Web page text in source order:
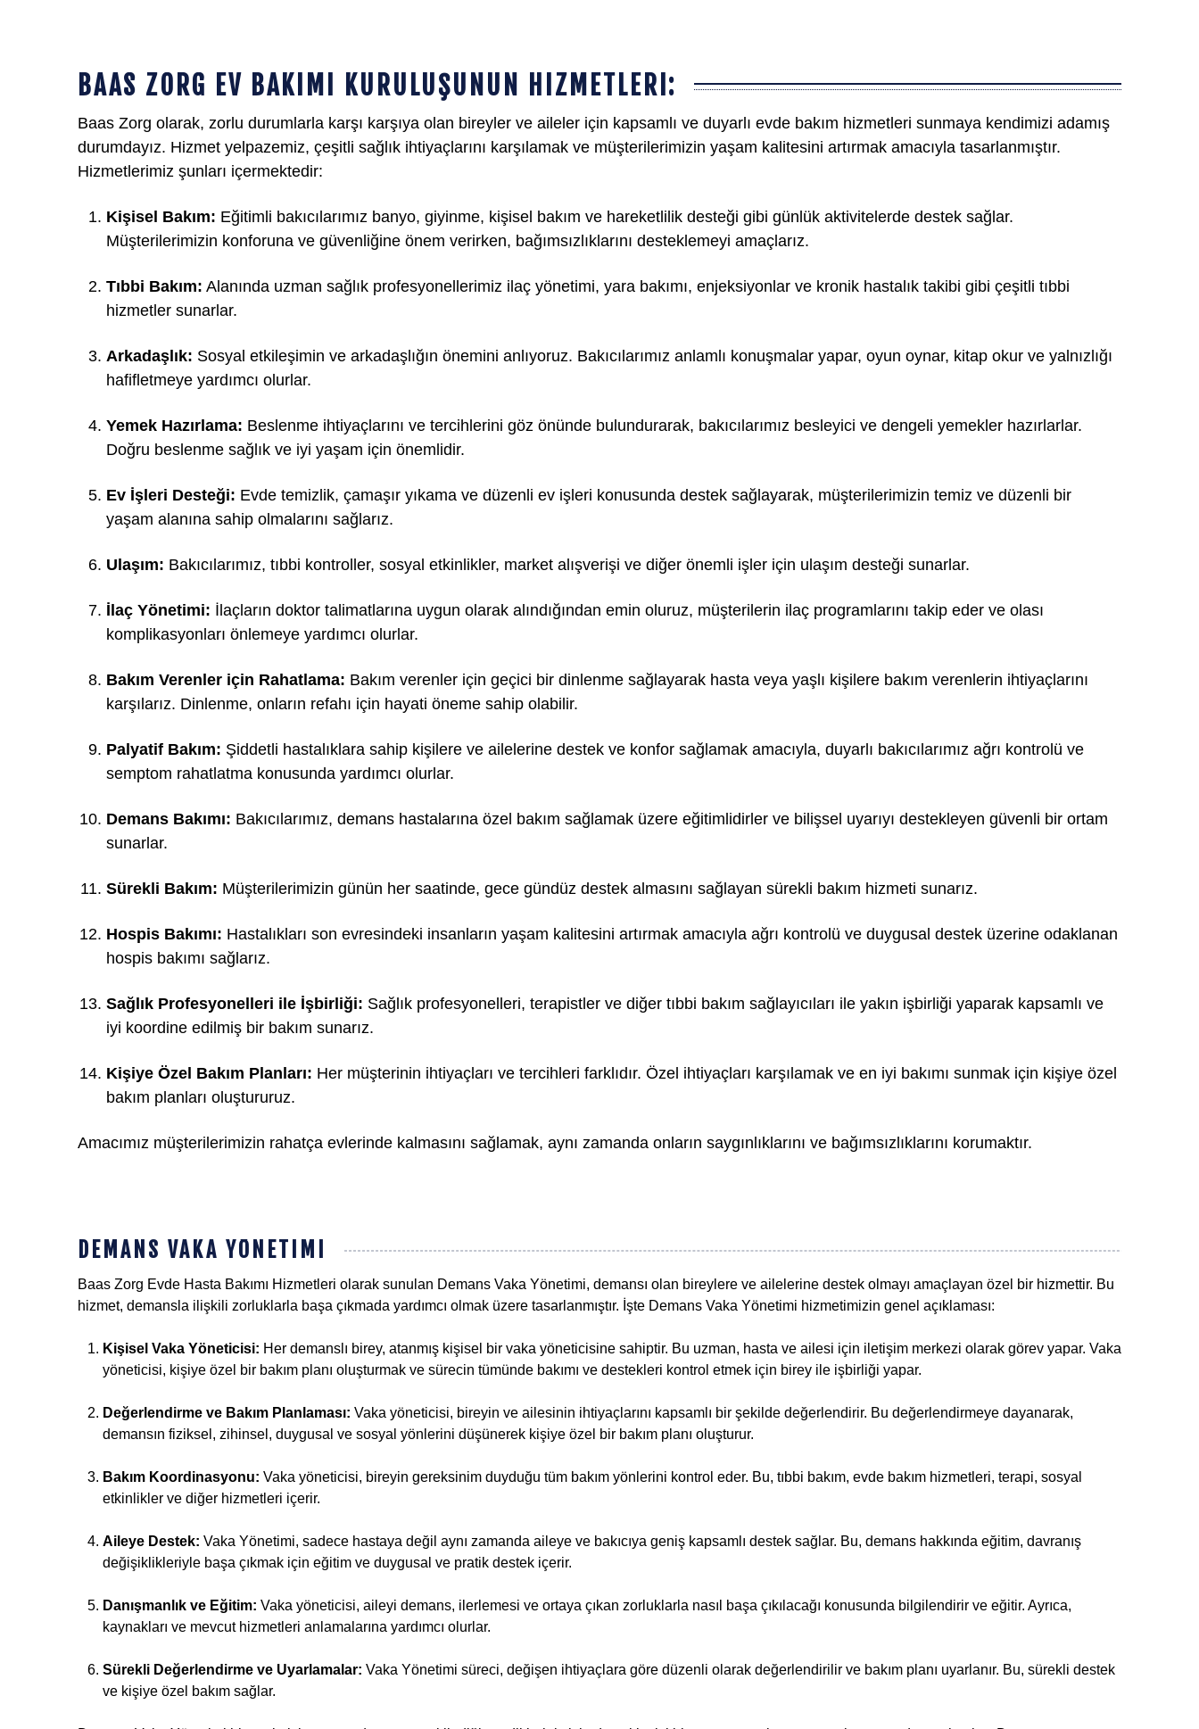
BAAS ZORG EV BAKIMI KURULUŞUNUN HIZMETLERI:
Baas Zorg olarak, zorlu durumlarla karşı karşıya olan bireyler ve aileler için kapsamlı ve duyarlı evde bakım hizmetleri sunmaya kendimizi adamış
durumdayız. Hizmet yelpazemiz, çeşitli sağlık ihtiyaçlarını karşılamak ve müşterilerimizin yaşam kalitesini artırmak amacıyla tasarlanmıştır.
Hizmetlerimiz şunları içermektedir:
Kişisel Bakım: Eğitimli bakıcılarımız banyo, giyinme, kişisel bakım ve hareketlilik desteği gibi günlük aktivitelerde destek sağlar.
Müşterilerimizin konforuna ve güvenliğine önem verirken, bağımsızlıklarını desteklemeyi amaçlarız.
Tıbbi Bakım: Alanında uzman sağlık profesyonellerimiz ilaç yönetimi, yara bakımı, enjeksiyonlar ve kronik hastalık takibi gibi çeşitli tıbbi
hizmetler sunarlar.
Arkadaşlık: Sosyal etkileşimin ve arkadaşlığın önemini anlıyoruz. Bakıcılarımız anlamlı konuşmalar yapar, oyun oynar, kitap okur ve yalnızlığı
hafifletmeye yardımcı olurlar.
Yemek Hazırlama: Beslenme ihtiyaçlarını ve tercihlerini göz önünde bulundurarak, bakıcılarımız besleyici ve dengeli yemekler hazırlarlar.
Doğru beslenme sağlık ve iyi yaşam için önemlidir.
Ev İşleri Desteği: Evde temizlik, çamaşır yıkama ve düzenli ev işleri konusunda destek sağlayarak, müşterilerimizin temiz ve düzenli bir
yaşam alanına sahip olmalarını sağlarız.
Ulaşım: Bakıcılarımız, tıbbi kontroller, sosyal etkinlikler, market alışverişi ve diğer önemli işler için ulaşım desteği sunarlar.
İlaç Yönetimi: İlaçların doktor talimatlarına uygun olarak alındığından emin oluruz, müşterilerin ilaç programlarını takip eder ve olası
komplikasyonları önlemeye yardımcı olurlar.
Bakım Verenler için Rahatlama: Bakım verenler için geçici bir dinlenme sağlayarak hasta veya yaşlı kişilere bakım verenlerin ihtiyaçlarını
karşılarız. Dinlenme, onların refahı için hayati öneme sahip olabilir.
Palyatif Bakım: Şiddetli hastalıklara sahip kişilere ve ailelerine destek ve konfor sağlamak amacıyla, duyarlı bakıcılarımız ağrı kontrolü ve
semptom rahatlatma konusunda yardımcı olurlar.
Demans Bakımı: Bakıcılarımız, demans hastalarına özel bakım sağlamak üzere eğitimlidirler ve bilişsel uyarıyı destekleyen güvenli bir ortam
sunarlar.
Sürekli Bakım: Müşterilerimizin günün her saatinde, gece gündüz destek almasını sağlayan sürekli bakım hizmeti sunarız.
Hospis Bakımı: Hastalıkları son evresindeki insanların yaşam kalitesini artırmak amacıyla ağrı kontrolü ve duygusal destek üzerine odaklanan
hospis bakımı sağlarız.
Sağlık Profesyonelleri ile İşbirliği: Sağlık profesyonelleri, terapistler ve diğer tıbbi bakım sağlayıcıları ile yakın işbirliği yaparak kapsamlı ve
iyi koordine edilmiş bir bakım sunarız.
Kişiye Özel Bakım Planları: Her müşterinin ihtiyaçları ve tercihleri farklıdır. Özel ihtiyaçları karşılamak ve en iyi bakımı sunmak için kişiye özel
bakım planları oluştururuz.
Amacımız müşterilerimizin rahatça evlerinde kalmasını sağlamak, aynı zamanda onların saygınlıklarını ve bağımsızlıklarını korumaktır.
DEMANS VAKA YÖNETIMI
Baas Zorg Evde Hasta Bakımı Hizmetleri olarak sunulan Demans Vaka Yönetimi, demansı olan bireylere ve ailelerine destek olmayı amaçlayan özel bir hizmettir. Bu
hizmet, demansla ilişkili zorluklarla başa çıkmada yardımcı olmak üzere tasarlanmıştır. İşte Demans Vaka Yönetimi hizmetimizin genel açıklaması:
Kişisel Vaka Yöneticisi: Her demanslı birey, atanmış kişisel bir vaka yöneticisine sahiptir. Bu uzman, hasta ve ailesi için iletişim merkezi olarak görev yapar. Vaka
yöneticisi, kişiye özel bir bakım planı oluşturmak ve sürecin tümünde bakımı ve destekleri kontrol etmek için birey ile işbirliği yapar.
Değerlendirme ve Bakım Planlaması: Vaka yöneticisi, bireyin ve ailesinin ihtiyaçlarını kapsamlı bir şekilde değerlendirir. Bu değerlendirmeye dayanarak,
demansın fiziksel, zihinsel, duygusal ve sosyal yönlerini düşünerek kişiye özel bir bakım planı oluşturur.
Bakım Koordinasyonu: Vaka yöneticisi, bireyin gereksinim duyduğu tüm bakım yönlerini kontrol eder. Bu, tıbbi bakım, evde bakım hizmetleri, terapi, sosyal
etkinlikler ve diğer hizmetleri içerir.
Aileye Destek: Vaka Yönetimi, sadece hastaya değil aynı zamanda aileye ve bakıcıya geniş kapsamlı destek sağlar. Bu, demans hakkında eğitim, davranış
değişiklikleriyle başa çıkmak için eğitim ve duygusal ve pratik destek içerir.
Danışmanlık ve Eğitim: Vaka yöneticisi, aileyi demans, ilerlemesi ve ortaya çıkan zorluklarla nasıl başa çıkılacağı konusunda bilgilendirir ve eğitir. Ayrıca,
kaynakları ve mevcut hizmetleri anlamalarına yardımcı olurlar.
Sürekli Değerlendirme ve Uyarlamalar: Vaka Yönetimi süreci, değişen ihtiyaçlara göre düzenli olarak değerlendirilir ve bakım planı uyarlanır. Bu, sürekli destek
ve kişiye özel bakım sağlar.